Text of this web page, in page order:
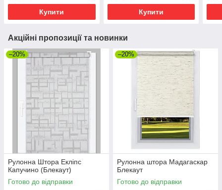
Купити Купити
Акційні пропозиції та новинки
–20%
Рулонна Штора Екліпс
Капучино (Блекаут)
Готово до відправки
–20%
Рулонна штора Мадагаскар
Блекаут
Готово до відправки